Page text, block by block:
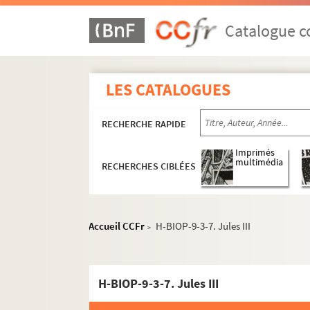
Catalogue
LES CATALOGUES
RECHERCHE RAPIDE
RECHERCHES CIBLÉES
Imprimés
multimédia
Accueil CCFr > H-BIOP-9-3-7. Jules III
H-BIOP-9-3-7. Jules III
H-BIOP-2. Rois et souverains européens et
H-BIOP-3. Rois, souverains et chefs d'Etat